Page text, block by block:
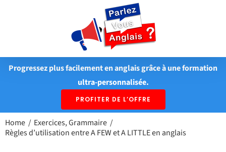
Progressez plus facilement en anglais grâce à une formation
ultra-personnalisée.
PROFITER DE L’OFFRE
Home Exercices Grammaire
Règles d’utilisation entre A FEW et A LITTLE en anglais